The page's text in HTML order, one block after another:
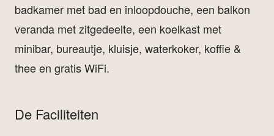
badkamer met bad en inloopdouche, een balkon
veranda met zitgedeelte, een koelkast met
minibar, bureautje, kluisje, waterkoker, koffie &
thee en gratis WiFi.
De Faciliteiten